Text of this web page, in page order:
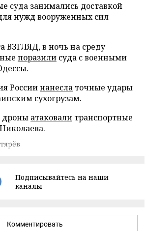
суда занимались доставкой
нужд вооруженных сил
ВЗГЛЯД, в ночь на среду
поразили суда с военными
Россиинанесла точные удары
сухогрузам.
дроны атаковали транспортные
Подписывайтесь на наши
каналы
Комментировать